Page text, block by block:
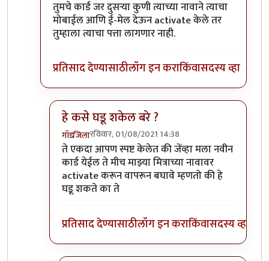
In reply toActivate केले नाहीbyRajesh188
तुमचे कार्ड जर दुसऱ्या कुणी त्याच्या नावाने त्याचा
मोबाईल आणि ई-मेल देऊन activate केले तर
तुम्हाला त्याचा पत्ता लागणार नाही.
प्रतिसाद देण्यासाठीलॉग इन कराकिंवासदस्य व्हा
हे कसे घडू शकेल बरे ?
गॉडजिलारविवार, 01/08/2021 14:38
In reply toतुमचे कार्ड जर दुसऱ्या कुणीbyमनो
ते एकदा आपण स्पष्ट केलेत की जेंव्हा मला नवीन
कार्ड येईल ते मीच माझ्या मित्राच्या नावावर
activate करून वापरून बघावे म्हणतो की हे
घडू शकते का ते
प्रतिसाद देण्यासाठीलॉग इन कराकिंवासदस्य व्हा